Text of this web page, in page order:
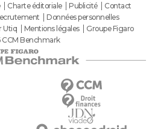
Charte éditoriale Publicité
Contact
Données personnelles
Utiq Mentions légales
Groupe Figaro
Benchmark